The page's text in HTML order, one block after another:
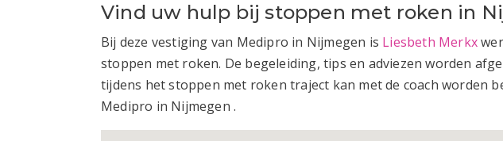
Vind uw hulp bij stoppen met roken in
Bij deze vestiging van Medipro in Nijmegen is Liesbeth Merkx
stoppen met roken. De begeleiding, tips en adviezen worden
tijdens het stoppen met roken traject kan met de coach worden
Medipro in Nijmegen .